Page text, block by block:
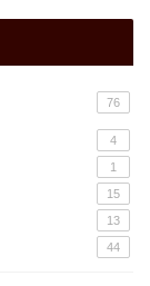
76
4
1
15
13
44